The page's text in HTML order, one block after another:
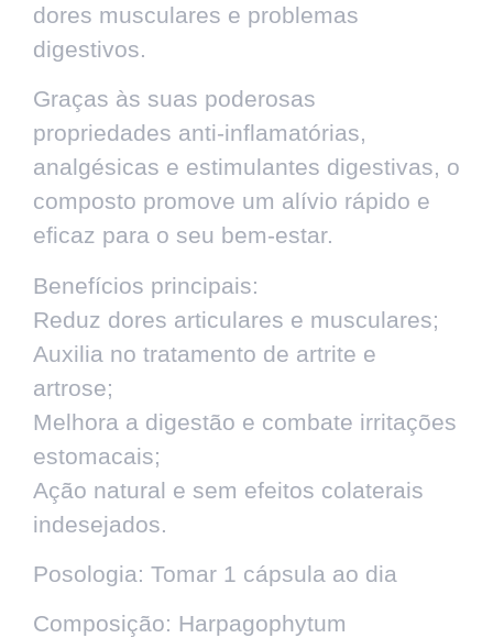
dores musculares e problemas
digestivos.
Graças às suas poderosas
propriedades anti-inflamatórias,
analgésicas e estimulantes digestivas, o
composto promove um alívio rápido e
eficaz para o seu bem-estar.
Benefícios principais:
Reduz dores articulares e musculares;
Auxilia no tratamento de artrite e
artrose;
Melhora a digestão e combate irritações
estomacais;
Ação natural e sem efeitos colaterais
indesejados.
Posologia: Tomar 1 cápsula ao dia
Composição: Harpagophytum